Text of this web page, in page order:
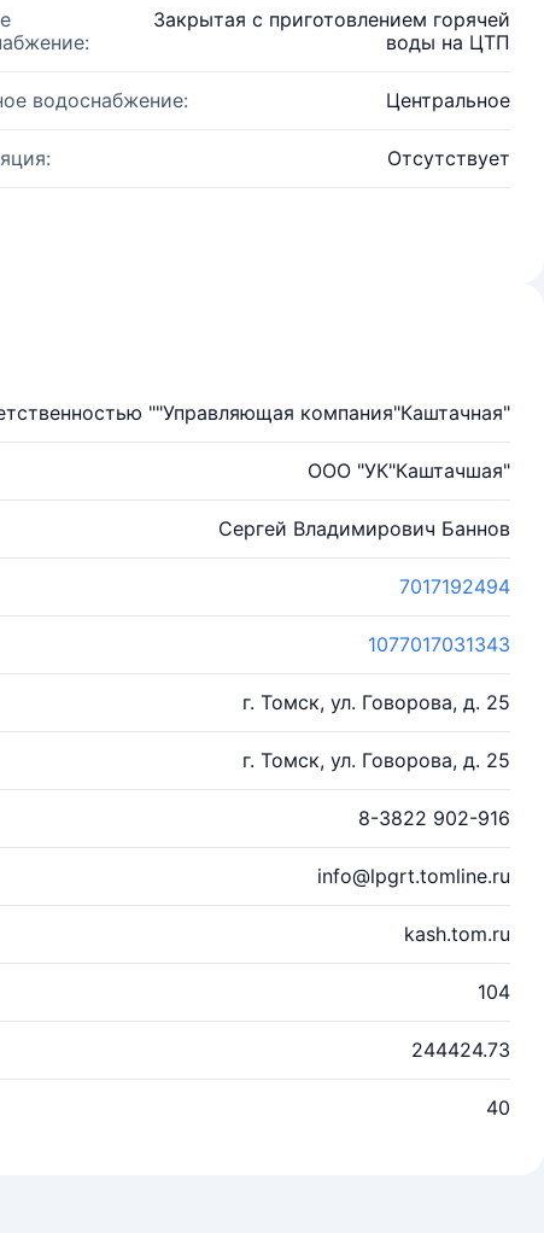
Закрытая с приготовлением горячей
воды на ЦТП
водоснабжение: Центральное
Отсутствует
""Управляющая компания"Каштачная"
ООО "УК"Каштачшая"
Сергей Владимирович Баннов
7017192494
1077017031343
г. Томск, ул. Говорова, д. 25
г. Томск, ул. Говорова, д. 25
8-3822 902-916
info@lpgrt.tomline.ru
kash.tom.ru
104
244424.73
40